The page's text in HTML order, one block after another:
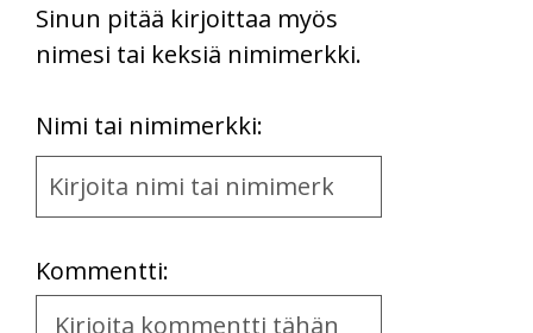
Sinun pitää kirjoittaa myös
nimesi tai keksiä nimimerkki.
Nimi tai nimimerkki:
Name
and
Kommentti:
Kommentti